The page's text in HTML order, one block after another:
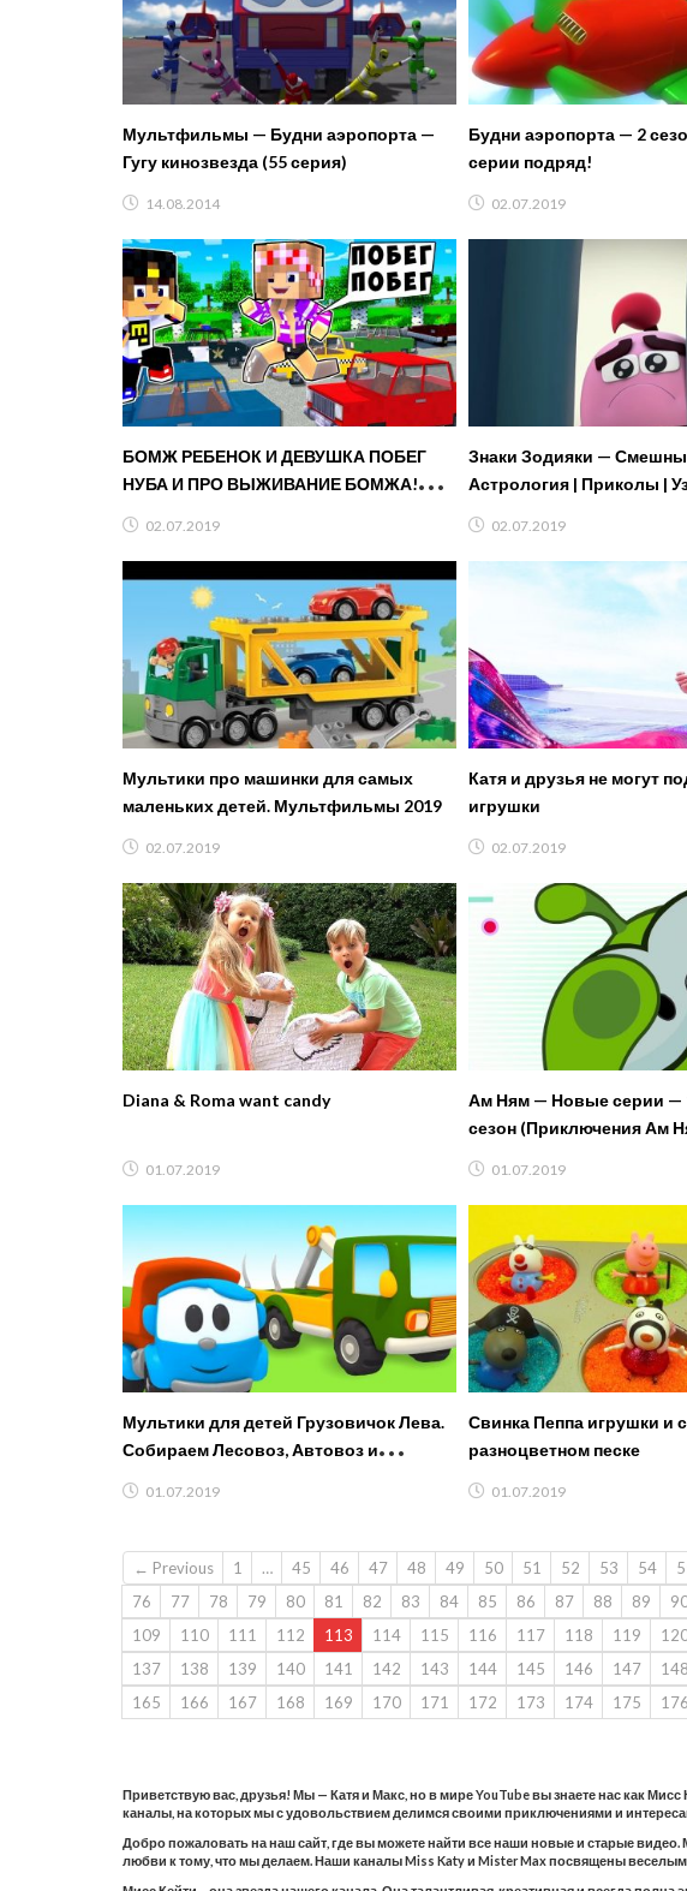
Мультфильмы — Будни аэропорта —
Гугу кинозвезда (55 серия)
14.08.2014
Будни аэропорта — 2
серии подряд!
02.07.2019
БОМЖ РЕБЕНОК И ДЕВУШКА ПОБЕГ
НУБА И ПРО ВЫЖИВАНИЕ БОМЖА!
ВИДЕО ТРОЛЛИНГ
02.07.2019
Знаки Зодияки —
Астрология | Приколы |
02.07.2019
Мультики про машинки для самых
маленьких детей. Мультфильмы 2019
02.07.2019
Катя и друзья не могут
игрушки
02.07.2019
Diana & Roma want candy
01.07.2019
Ам Ням — Новые серии —
сезон (Приключения Ам
01.07.2019
Мультики для детей Грузовичок Лева.
Собираем Лесовоз, Автовоз и
Мусороуборочную машину!
01.07.2019
Свинка Пеппа игрушки и
разноцветном песке
01.07.2019
← Previous 1 … 45 46 47 48 49 50 51 52 53 54
76
77 78 79 80 81 82 83 84 85 86 87 88 89
109
110 111 112 113 114 115 116 117 118 119
137
138 139 140 141 142 143 144 145 146 147 148
165
166 167 168 169 170 171 172 173 174 175 176
Приветствую вас, друзья! Мы — Катя и Макс, но в мире YouTube вы знаете нас как
каналы, на которых мы с удовольствием делимся своими приключениями и
Добро пожаловать на наш сайт, где вы можете найти все наши новые и старые
любви к тому, что мы делаем. Наши каналы Miss Katy и Mister Max посвящены